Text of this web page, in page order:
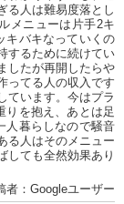
る人は難易度落とし
メニューは片手2キ
キバキなっていくの
するために続けてい
したが再開したらや
ってる人の収入です
ています。今はプラ
りを抱え、あとは足
人暮らしなので騒音
る人はそのメニュー
しても全然効果あり
者：Googleユーザー